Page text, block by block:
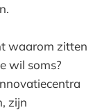
waarom zitten
wil soms?
zijn